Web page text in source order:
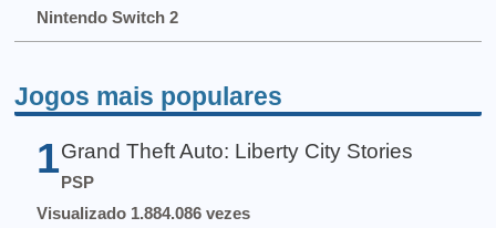
Nintendo Switch 2
Jogos mais populares
1 Grand Theft Auto: Liberty City Stories
PSP
Visualizado 1.884.086 vezes